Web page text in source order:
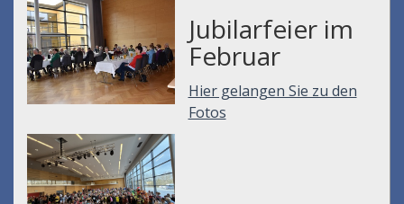
Jubilarfeier im
Februar
Hier gelangen Sie zu den
Fotos